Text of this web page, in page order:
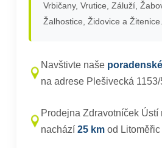
Vrbičany, Vrutice, Záluží,
Žalhostice, Židovice a Žitenice.
Navštivte naše
na adrese Plešivecká
Prodejna Zdravotníček Ústí
nachází 25 km od Litoměřic